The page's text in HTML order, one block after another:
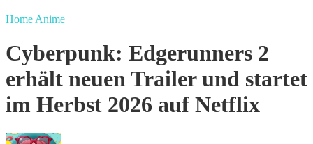
Home Anime
Cyberpunk: Edgerunners 2
erhält neuen Trailer und startet
im Herbst 2026 auf Netflix